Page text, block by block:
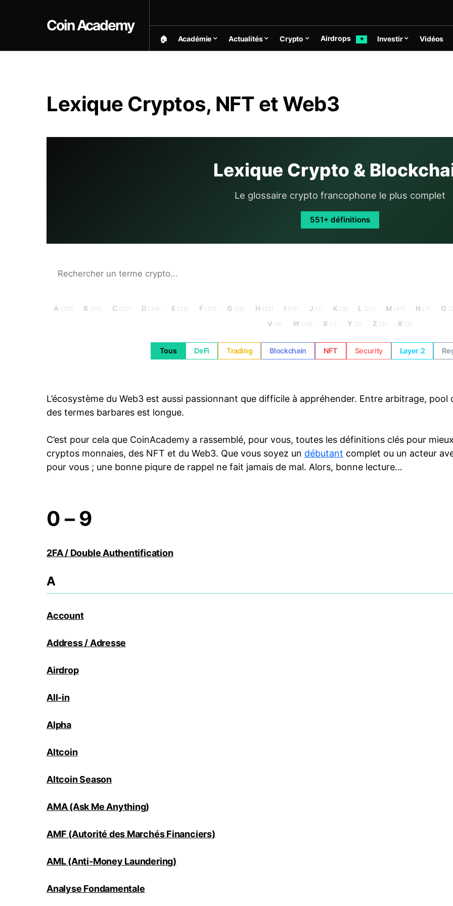
Coin Academy
🏠︎ Académie Actualités Crypto Airdrops ✦ Investir Vidéos
Lexique Cryptos, NFT et Web3
Lexique Crypto &
Le glossaire crypto francophone le plus complet
551+ définitions
A B C D E F G H I J K L M N O
V W X Y Z #
Tous DeFi Trading Blockchain NFT Security Layer 2
L’écosystème du Web3 est aussi passionnant que difficile à appréhender. Entre arbitrage,
des termes barbares est longue.
C’est pour cela que CoinAcademy a rassemblé, pour vous, toutes les définitions clés pour
cryptos monnaies, des NFT et du Web3. Que vous soyez un débutant complet ou un acteur
pour vous ; une bonne piqure de rappel ne fait jamais de mal. Alors, bonne lecture…
0 – 9
2FA / Double Authentification
A
Account
Address / Adresse
Airdrop
All-in
Alpha
Altcoin
Altcoin Season
AMA (Ask Me Anything)
AMF (Autorité des Marchés Financiers)
AML (Anti-Money Laundering)
Analyse Fondamentale